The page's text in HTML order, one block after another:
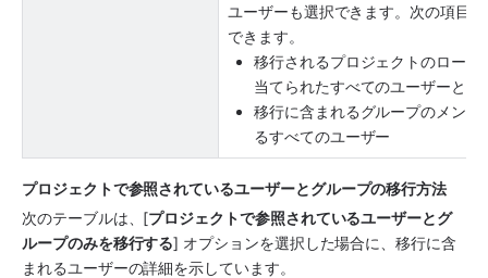
ユーザーも選択できます。次の項目
できます。
移行されるプロジェクトのロール
当てられたすべてのユーザーとグ
移行に含まれるグループのメンバ
るすべてのユーザー
プロジェクトで参照されているユーザーとグループの移行方法
次のテーブルは、[プロジェクトで参照されているユーザーとグ
ループのみを移行する] オプションを選択した場合に、移行に含
まれるユーザーの詳細を示しています。